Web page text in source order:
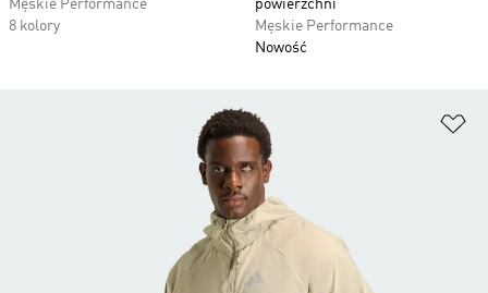
Męskie Performance
8 kolory
powierzchni
Męskie Performance
Nowość